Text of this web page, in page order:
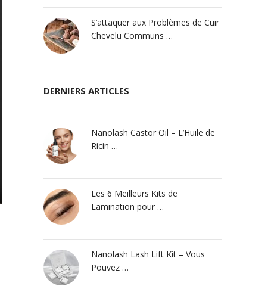
S’attaquer aux Problèmes de Cuir
Chevelu Communs …
DERNIERS ARTICLES
Nanolash Castor Oil – L’Huile de
Ricin …
Les 6 Meilleurs Kits de
Lamination pour …
Nanolash Lash Lift Kit – Vous
Pouvez …